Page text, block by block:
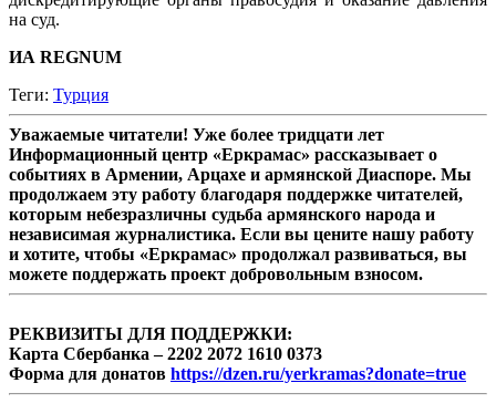
на суд.
ИА REGNUM
Теги: Турция
Уважаемые читатели! Уже более тридцати лет
Информационный центр «Еркрамас» рассказывает о
событиях в Армении, Арцахе и армянской Диаспоре. Мы
продолжаем эту работу благодаря поддержке читателей,
которым небезразличны судьба армянского народа и
независимая журналистика. Если вы цените нашу работу
и хотите, чтобы «Еркрамас» продолжал развиваться, вы
можете поддержать проект добровольным взносом.
РЕКВИЗИТЫ ДЛЯ ПОДДЕРЖКИ:
Карта Сбербанка – 2202 2072 1610 0373
Форма для донатов https://dzen.ru/yerkramas?donate=true